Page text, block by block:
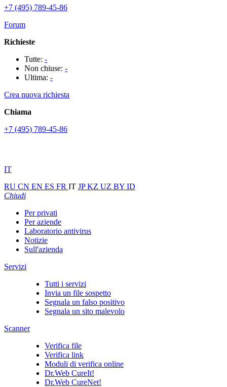
+7 (495) 789-45-86
Forum
Richieste
Tutte: -
Non chiuse: -
Ultima: -
Crea nuova richiesta
Chiama
+7 (495) 789-45-86
IT
RU CN EN ES FR IT JPKZ UZ BY ID
Chiudi
Per privati
Per aziende
Laboratorio antivirus
Notizie
Sull'azienda
Servizi
Tutti i servizi
Invia un file sospetto
Segnala un falso positivo
Segnala un sito malevolo
Scanner
Verifica file
Verifica link
Moduli di verifica online
Dr.Web CureIt!
Dr.Web CureNet!